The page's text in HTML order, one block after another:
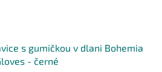
s gumičkou v dlani Bohemia
- černé